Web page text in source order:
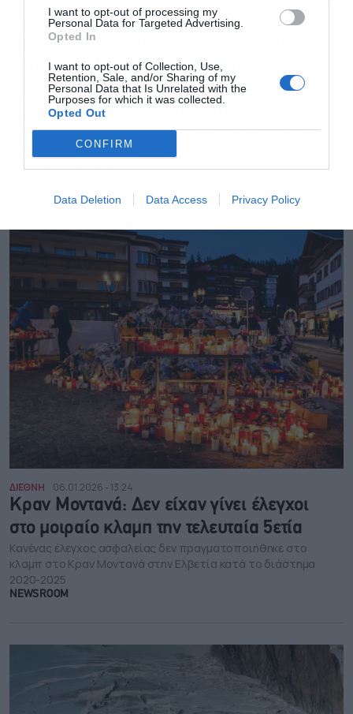
I want to opt-out of processing my
Personal Data for Targeted Advertising.
Opted In
I want to opt-out of Collection, Use,
Retention, Sale, and/or Sharing of my
Personal Data that Is Unrelated with the
Purposes for which it was collected.
Opted Out
CONFIRM
Data Deletion Data Access Privacy Policy
GAME OVER 22.01.2026 - 07:05
Οι ελληνικές παρουσίες στην ομιλία
Τραμπ στο Νταβός, το μυστήριο με τα
αδιάθετα του ΤΑΑ και η νέα στρατηγική
ΔΕΔΔΗΕ για τις ρευματοκλοπές
Οι δύο Έλληνες προσκεκλημένοι στην ομιλία Τραμπ, οι νέες
και οι παλιές κινήσεις για το fund του Ταμβακάκη και τα
τρένα που θα... πετάνε
ΔΙΕΘΝΗ 06.01.2026 - 13:24
Κραν Μοντανά: Δεν είχαν γίνει έλεγχοι
στο μοιραίο κλαμπ την τελευταία 5ετία
Κανένας έλεγχος ασφαλείας δεν πραγματοποιήθηκε στο
κλαμπ στο Κραν Μοντανά στην Ελβετία κατά το διάστημα
2020-2025
NEWSROOM